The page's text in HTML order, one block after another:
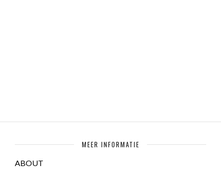
MEER INFORMATIE
ABOUT